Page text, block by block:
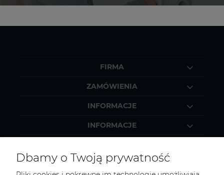
FIRMA
ZAMÓWIENIA
INFORMACJE
INFORMACJE
Dbamy o Twoją prywatność